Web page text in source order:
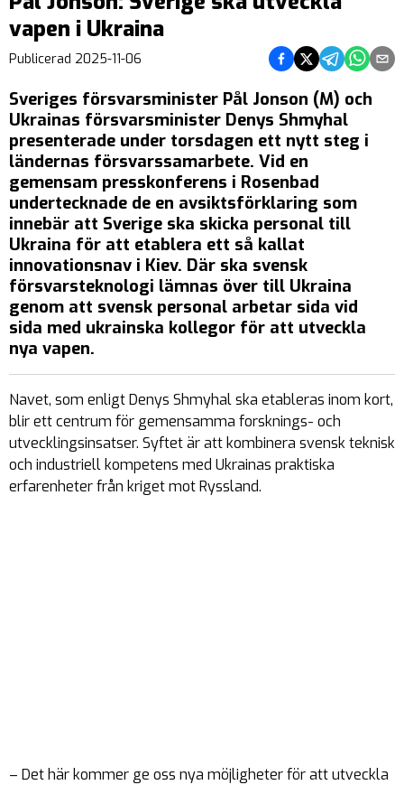
vapen i Ukraina
Publicerad 2025-11-06 Dela på Facebook
Dela på Twitter
Dela påDela på
Dela
Sveriges försvarsminister Pål Jonson (M) och
Ukrainas försvarsminister Denys Shmyhal
presenterade under torsdagen ett nytt steg i
ländernas försvarssamarbete. Vid en
gemensam presskonferens i Rosenbad
undertecknade de en avsiktsförklaring som
innebär att Sverige ska skicka personal till
Ukraina för att etablera ett så kallat
innovationsnav i Kiev. Där ska svensk
försvarsteknologi lämnas över till Ukraina
genom att svensk personal arbetar sida vid
sida med ukrainska kollegor för att utveckla
nya vapen.
Navet, som enligt Denys Shmyhal ska etableras inom kort,
blir ett centrum för gemensamma forsknings- och
utvecklingsinsatser. Syftet är att kombinera svensk teknisk
och industriell kompetens med Ukrainas praktiska
erfarenheter från kriget mot Ryssland.
– Det här kommer ge oss nya möjligheter för att utveckla